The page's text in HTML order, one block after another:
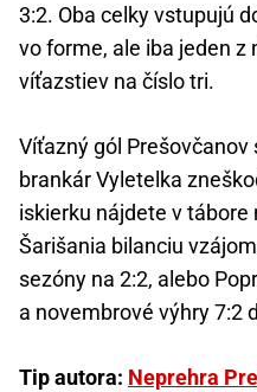
3:2. Oba celky vstupujú
vo forme, ale iba jeden z
víťazstiev na číslo tri.
Víťazný gól Prešovčanov
brankár Vyletelka
iskierku nájdete v tábore
Šarišania bilanciu
sezóny na 2:2, alebo
a novembrové výhry 7:2
Tip autora: Neprehra